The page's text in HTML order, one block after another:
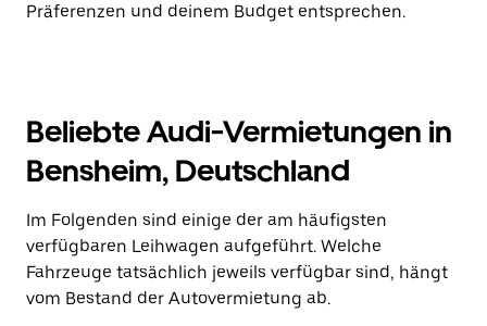
Präferenzen und deinem Budget entsprechen.
Beliebte Audi-Vermietungen in
Bensheim, Deutschland
Im Folgenden sind einige der am häufigsten
verfügbaren Leihwagen aufgeführt. Welche
Fahrzeuge tatsächlich jeweils verfügbar sind, hängt
vom Bestand der Autovermietung ab.